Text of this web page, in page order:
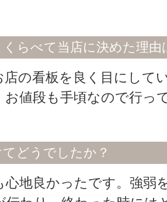
らべて当店に決めた理由
店の看板を良く目にして
お値段も手頃なので行っ
どうでしたか？
心地良かったです。強弱